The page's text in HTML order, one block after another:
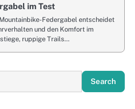
im Test
Federgabel entscheidet
und den Komfort im
ruppige Trails…
Search